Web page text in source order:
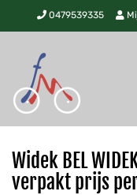
0479539335
Widek BEL
verpakt prijs